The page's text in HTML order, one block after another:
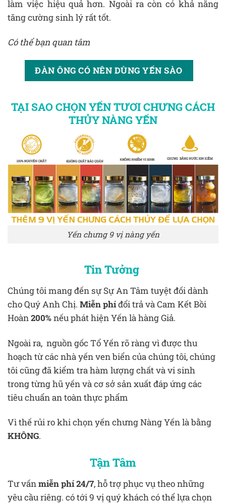
làm việc hiệu quả hơn. Ngoài ra còn có khả năng
tăng cường sinh lý rất tốt.
Có thể bạn quan tâm
ĐÀN ÔNG CÓ NÊN DÙNG YẾN SÀO
TẠI SAO CHỌN YẾN TƯƠI CHƯNG CÁCH
THỦY NÀNG YẾN
Yến chưng 9 vị nàng yến
Tin Tưởng
Chúng tôi mang đến sự Sự An Tâm tuyệt đối dành
cho Quý Anh Chị. Miễn phíđổi trả và Cam Kết Bồi
Hoàn200%nếu phát hiện Yến là hàng Giả.
Ngoài ra, nguồn gốc Tổ Yến rõ ràng vì được thu
hoạch từ các nhà yến ven biển của chúng tôi, chúng
tôi cũng đã kiểm tra hàm lượng chất và vi sinh
trong từng hũ yến và cơ sở sản xuất đáp ứng các
tiêu chuẩn an toàn thực phẩm
Vì thế rủi ro khi chọn yến chưng Nàng Yến là bằng
KHÔNG.
Tận Tâm
Tư vấnmiễn phí 24/7, hỗ trợ phục vụ theo những
yêu cầu riêng. có tới 9 vị quý khách có thể lựa chọn